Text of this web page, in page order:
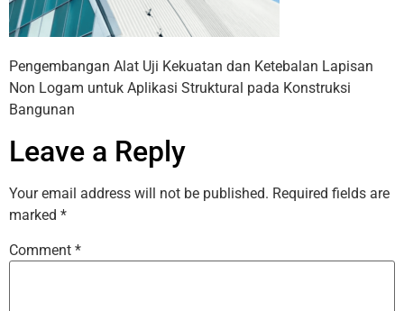
Pengembangan Alat Uji Kekuatan dan Ketebalan Lapisan
Non Logam untuk Aplikasi Struktural pada Konstruksi
Bangunan
Leave a Reply
Your email address will not be published. Required fields are
marked *
Comment *